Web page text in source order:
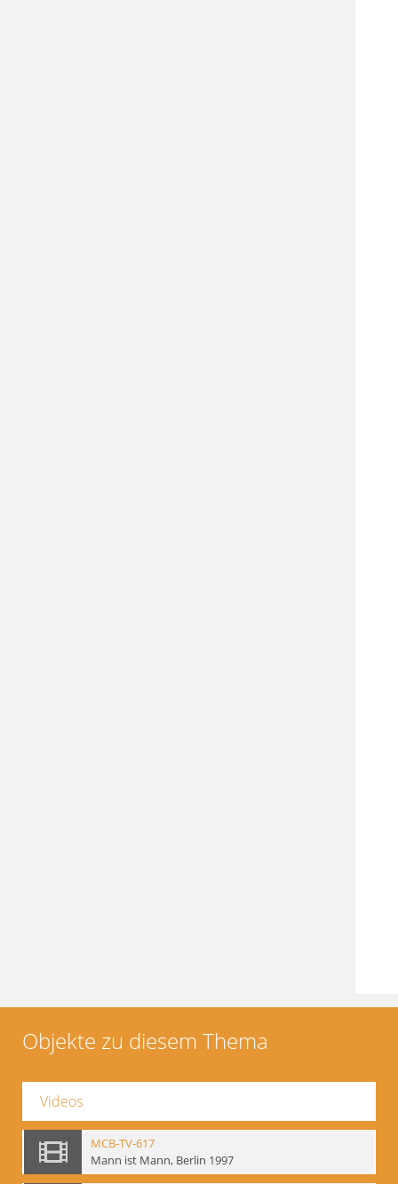
Objekte zu diesem Thema
Videos
MCB-TV-617
Mann ist Mann, Berlin 1997